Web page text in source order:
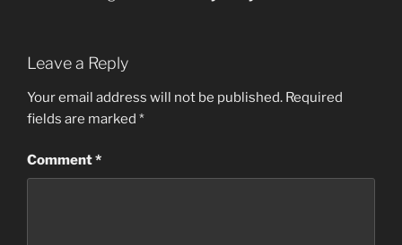
Leave a Reply
Your email address will not be published. Required
fields are marked *
Comment*